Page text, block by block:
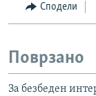
Сподели
Поврзано
За безбеден